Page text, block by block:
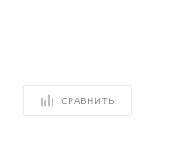
СРАВНИТЬ